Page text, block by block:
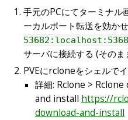
手元のPCにてターミナ
ーカルポート転送を効か
サーバに接続する (そのま
PVEにrcloneをシェルで
詳細: Rclone >
and install https://
download-and-install